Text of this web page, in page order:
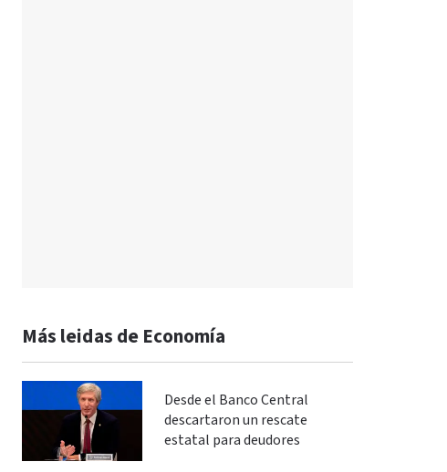
Más leidas de Economía
Desde el Banco Central
descartaron un rescate
estatal para deudores